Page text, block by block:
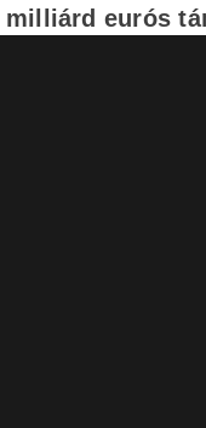
milliárd eurós